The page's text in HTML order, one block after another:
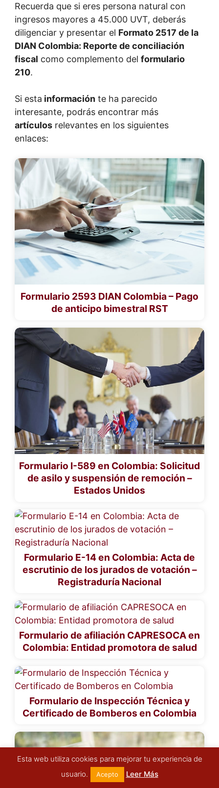
Recuerda que si eres persona natural con
ingresos mayores a 45.000 UVT, deberás
diligenciar y presentar el Formato 2517 de la
DIAN Colombia: Reporte de conciliación
fiscal como complemento del formulario
210.
Si esta información te ha parecido
interesante, podrás encontrar más
artículos relevantes en los siguientes
enlaces:
Formulario 2593 DIAN Colombia – Pago
de anticipo bimestral RST
Formulario I-589 en Colombia: Solicitud
de asilo y suspensión de remoción –
Estados Unidos
Formulario E-14 en Colombia: Acta de
escrutinio de los jurados de votación –
Registraduría Nacional
Formulario de afiliación CAPRESOCA en
Colombia: Entidad promotora de salud
Formulario de Inspección Técnica y
Certificado de Bomberos en Colombia
Esta web utiliza cookies para mejorar tu experiencia de
usuario.
Acepto Leer Más